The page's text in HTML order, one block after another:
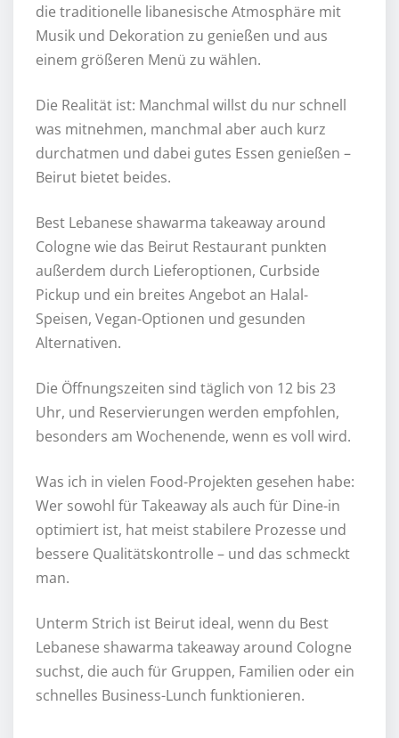
die traditionelle libanesische Atmosphäre mit
Musik und Dekoration zu genießen und aus
einem größeren Menü zu wählen.
Die Realität ist: Manchmal willst du nur schnell
was mitnehmen, manchmal aber auch kurz
durchatmen und dabei gutes Essen genießen –
Beirut bietet beides.
Best Lebanese shawarma takeaway around
Cologne wie das Beirut Restaurant punkten
außerdem durch Lieferoptionen, Curbside
Pickup und ein breites Angebot an Halal-
Speisen, Vegan-Optionen und gesunden
Alternativen.
Die Öffnungszeiten sind täglich von 12 bis 23
Uhr, und Reservierungen werden empfohlen,
besonders am Wochenende, wenn es voll wird.
Was ich in vielen Food-Projekten gesehen habe:
Wer sowohl für Takeaway als auch für Dine-in
optimiert ist, hat meist stabilere Prozesse und
bessere Qualitätskontrolle – und das schmeckt
man.
Unterm Strich ist Beirut ideal, wenn du Best
Lebanese shawarma takeaway around Cologne
suchst, die auch für Gruppen, Familien oder ein
schnelles Business-Lunch funktionieren.